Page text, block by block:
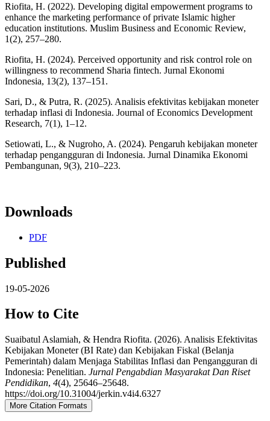
Riofita, H. (2022). Developing digital empowerment programs to
enhance the marketing performance of private Islamic higher
education institutions. Muslim Business and Economic Review,
1(2), 257–280.
Riofita, H. (2024). Perceived opportunity and risk control role on
willingness to recommend Sharia fintech. Jurnal Ekonomi
Indonesia, 13(2), 137–151.
Sari, D., & Putra, R. (2025). Analisis efektivitas kebijakan moneter
terhadap inflasi di Indonesia. Journal of Economics Development
Research, 7(1), 1–12.
Setiowati, L., & Nugroho, A. (2024). Pengaruh kebijakan moneter
terhadap pengangguran di Indonesia. Jurnal Dinamika Ekonomi
Pembangunan, 9(3), 210–223.
Downloads
PDF
Published
19-05-2026
How to Cite
Suaibatul Aslamiah, & Hendra Riofita. (2026). Analisis Efektivitas
Kebijakan Moneter (BI Rate) dan Kebijakan Fiskal (Belanja
Pemerintah) dalam Menjaga Stabilitas Inflasi dan Pengangguran di
Indonesia: Penelitian. Jurnal Pengabdian Masyarakat Dan Riset
Pendidikan, 4(4), 25646–25648.
https://doi.org/10.31004/jerkin.v4i4.6327
More Citation Formats